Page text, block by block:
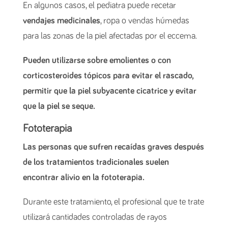
En algunos casos, el pediatra puede recetar
vendajes medicinales, ropa o vendas húmedas
para las zonas de la piel afectadas por el eccema.
Pueden utilizarse sobre emolientes o con
corticosteroides tópicos para evitar el rascado,
permitir que la piel subyacente cicatrice y evitar
que la piel se seque.
Fototerapia
Las personas que sufren recaídas graves después
de los tratamientos tradicionales suelen
encontrar alivio en la fototerapia.
Durante este tratamiento, el profesional que te trate
utilizará cantidades controladas de rayos